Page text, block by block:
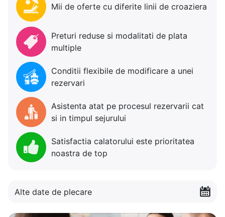
Mii de oferte cu diferite linii de croaziera
Preturi reduse si modalitati de plata
multiple
Conditii flexibile de modificare a unei
rezervari
Asistenta atat pe procesul rezervarii cat
si in timpul sejurului
Satisfactia calatorului este prioritatea
noastra de top
Alte date de plecare